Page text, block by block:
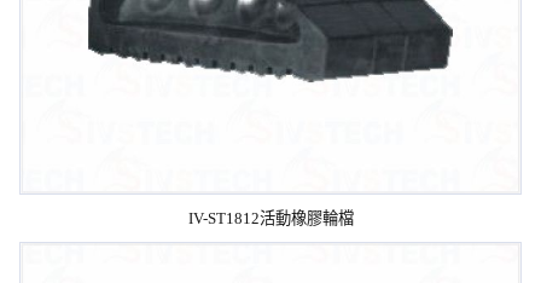
IV-ST1812活動橡膠輪檔